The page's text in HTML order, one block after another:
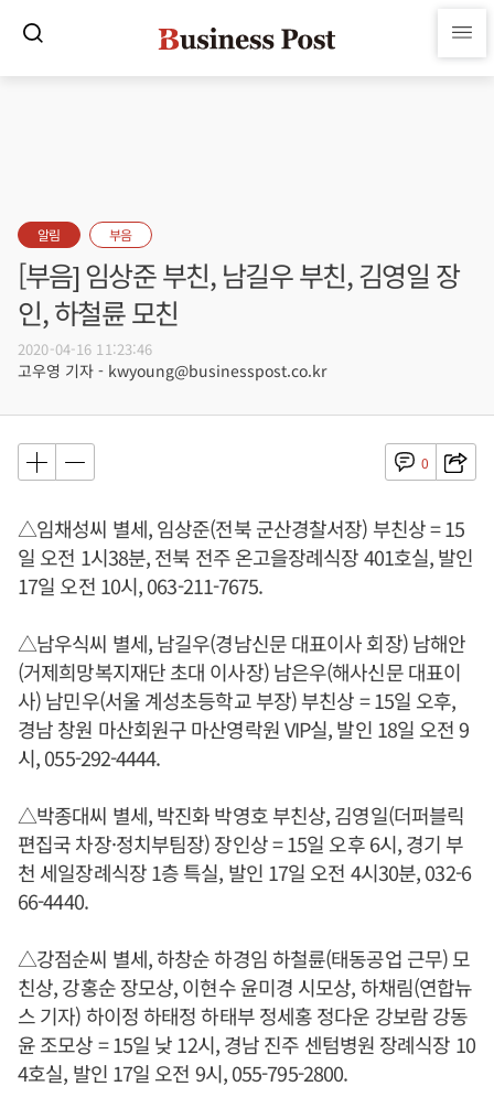
알림 부음
[부음] 임상준 부친, 남길우 부친, 김영일 장
인, 하철륜 모친
2020-04-16 11:23:46
고우영 기자 - kwyoung@businesspost.co.kr
0
△임채성씨 별세, 임상준(전북 군산경찰서장) 부친상 = 15
일 오전 1시38분, 전북 전주 온고을장례식장 401호실, 발인
17일 오전 10시, 063-211-7675.
△남우식씨 별세, 남길우(경남신문 대표이사 회장) 남해안
(거제희망복지재단 초대 이사장) 남은우(해사신문 대표이
사) 남민우(서울 계성초등학교 부장) 부친상 = 15일 오후,
경남 창원 마산회원구 마산영락원 VIP실, 발인 18일 오전 9
시, 055-292-4444.
△박종대씨 별세, 박진화 박영호 부친상, 김영일(더퍼블릭
편집국 차장·정치부팀장) 장인상 = 15일 오후 6시, 경기 부
천 세일장례식장 1층 특실, 발인 17일 오전 4시30분, 032-6
66-4440.
△강점순씨 별세, 하창순 하경임 하철륜(태동공업 근무) 모
친상, 강홍순 장모상, 이현수 윤미경 시모상, 하채림(연합뉴
스 기자) 하이정 하태정 하태부 정세홍 정다운 강보람 강동
윤 조모상 = 15일 낮 12시, 경남 진주 센텀병원 장례식장 10
4호실, 발인 17일 오전 9시, 055-795-2800.